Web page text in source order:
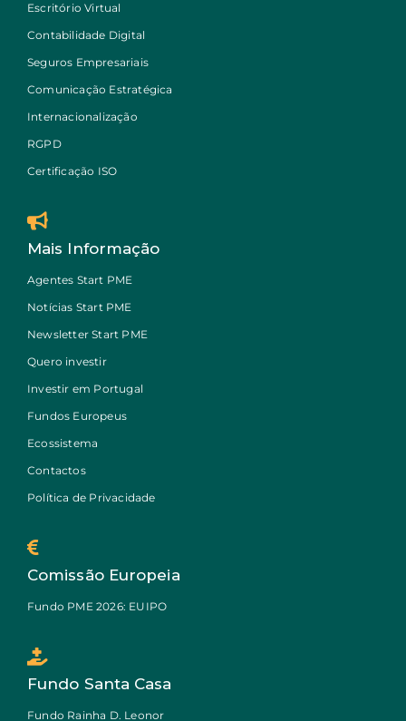
Escritório Virtual
Contabilidade Digital
Seguros Empresariais
Comunicação Estratégica
Internacionalização
RGPD
Certificação ISO
Mais Informação
Agentes Start PME
Notícias Start PME
Newsletter Start PME
Quero investir
Investir em Portugal
Fundos Europeus
Ecossistema
Contactos
Política de Privacidade
Comissão Europeia
Fundo PME 2026: EUIPO
Fundo Santa Casa
Fundo Rainha D. Leonor